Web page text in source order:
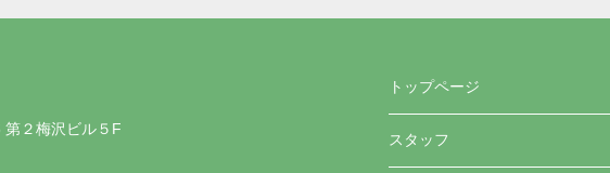
２梅沢ビル５F
トップページ
スタッフ